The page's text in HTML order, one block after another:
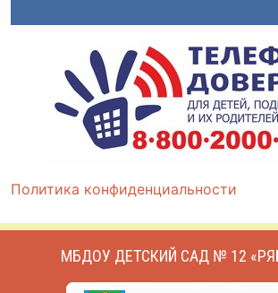
Политика конфиденциальности
МБДОУ ДЕТСКИЙ САД № 12